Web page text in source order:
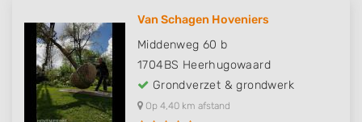
Van Schagen Hoveniers
Middenweg 60 b
1704BS Heerhugowaard
Grondverzet & grondwerk
Op 4,40 km afstand